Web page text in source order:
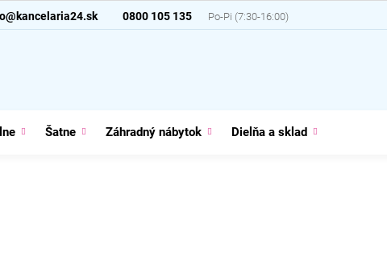
0800 105 135
Šatne Záhradný nábytok Dielňa a sklad